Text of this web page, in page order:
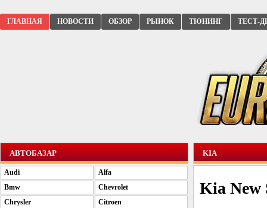
ГЛАВНАЯ НОВОСТИ ОБЗОР РЫНОК ТЮНИНГ ТЕСТ-
KIA
Kia New
АВТОБАЗАР
Audi
Alfa
Bmw
Chevrolet
Chrysler
Citroen